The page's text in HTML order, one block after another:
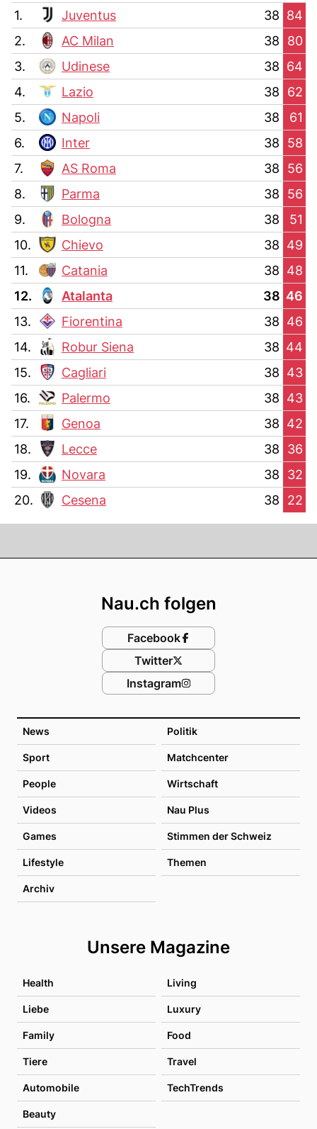
1.
Juventus 38 84
2.
AC Milan 38
80
3.
Udinese 38 64
4.
Lazio 38
62
5.
Napoli 38
61
6.
Inter 38
58
7.
AS Roma 38
56
8.
Parma 38
56
9.
Bologna 38
51
10.
Chievo 38 49
11.
Catania 38 48
12.
Atalanta 38 46
13.
Fiorentina 38 46
14.
Robur Siena 38 44
15.
Cagliari 38 43
16.
Palermo 38 43
17.
Genoa 38 42
18.
Lecce 38
36
19.
Novara 38
32
20.
Cesena 38 22
News Politik
Sport Matchcenter
People Wirtschaft
Videos Nau Plus
Games Stimmen der Schweiz
Lifestyle Themen
Archiv
Unsere Magazine
Health Living
Liebe Luxury
Family Food
Tiere Travel
Automobile TechTrends
Beauty
Nau.ch folgen
Facebook
Twitter
Instagram